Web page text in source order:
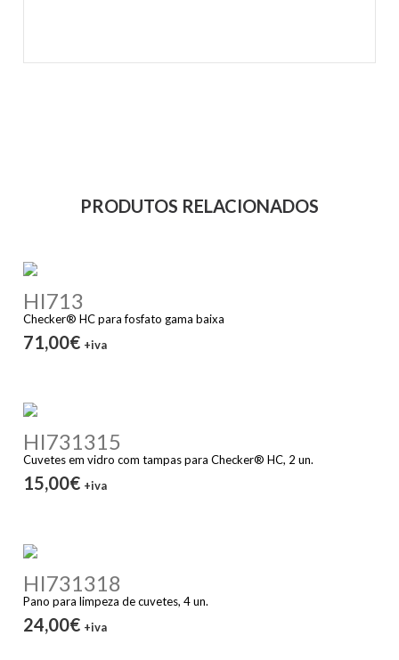
PRODUTOS RELACIONADOS
HI713
Checker® HC para fosfato gama baixa
71,00€ +iva
HI731315
Cuvetes em vidro com tampas para Checker® HC, 2 un.
15,00€ +iva
HI731318
Pano para limpeza de cuvetes, 4 un.
24,00€ +iva